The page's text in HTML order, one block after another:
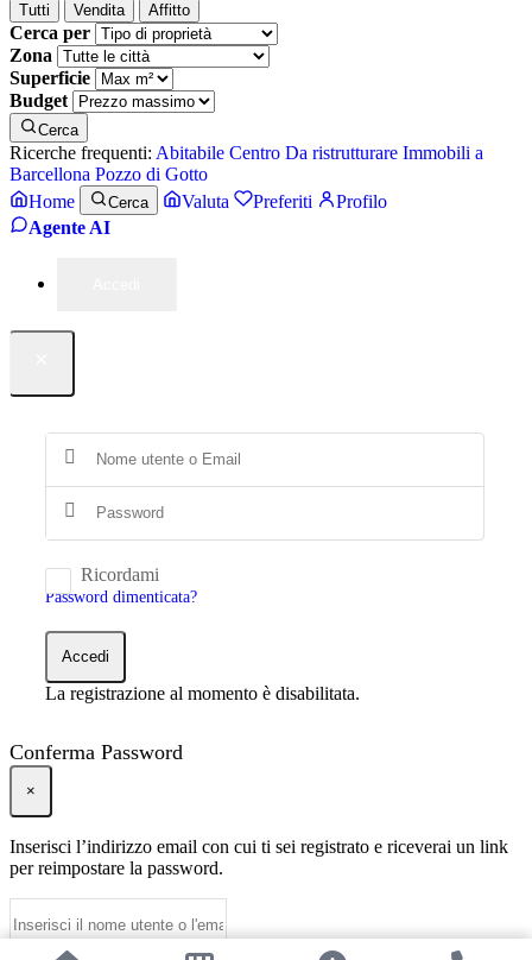
Tutti Vendita Affitto
Cerca per
Zona
Superficie
Budget
Cerca
Ricerche frequenti: Abitabile Centro Da ristrutturare Immobili a
Barcellona Pozzo di Gotto
Home
Cerca Valuta Preferiti
Profilo
Agente AI
Ricordami
Password dimenticata?
Accedi
La registrazione al momento è disabilitata.
Conferma Password
×
Inserisci l’indirizzo email con cui ti sei registrato e riceverai un link
per reimpostare la password.